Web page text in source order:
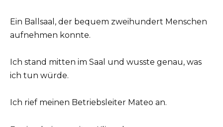
Ein Ballsaal, der bequem zweihundert Menschen
aufnehmen konnte.
Ich stand mitten im Saal und wusste genau, was
ich tun würde.
Ich rief meinen Betriebsleiter Mateo an.